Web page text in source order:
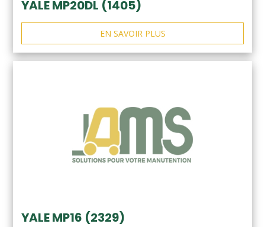
YALE MP20DL (1405)
EN SAVOIR PLUS
YALE MP16 (2329)